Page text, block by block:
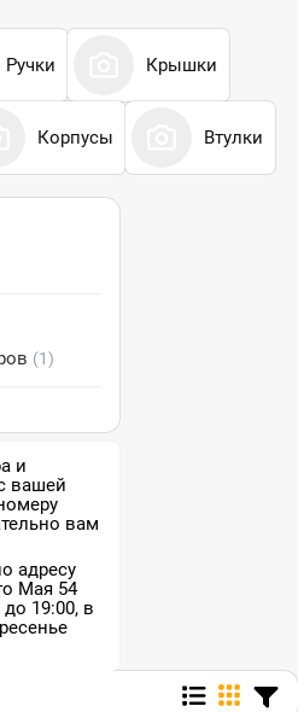
Ручки Крышки
Корпусы Втулки
(1)
и
вашей
вам
адресу
Мая 54
19:00, в